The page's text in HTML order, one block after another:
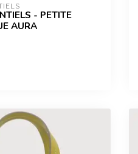
- PETITE
AURA